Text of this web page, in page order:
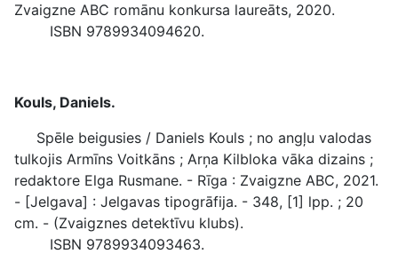
Zvaigzne ABC romānu konkursa laureāts, 2020.
ISBN 9789934094620.
Kouls, Daniels.
Spēle beigusies / Daniels Kouls ; no angļu valodas
tulkojis Armīns Voitkāns ; Arņa Kilbloka vāka dizains ;
redaktore Elga Rusmane. - Rīga : Zvaigzne ABC, 2021.
- [Jelgava] : Jelgavas tipogrāfija. - 348, [1] lpp. ; 20
cm. - (Zvaigznes detektīvu klubs).
ISBN 9789934093463.